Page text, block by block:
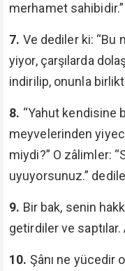
merhamet sahibidir.”
7. Ve dediler ki: “Bu
yiyor, çarşılarda
indirilip, onunla
8. “Yahut kendisine
meyvelerinden
miydi?” O zâlimler:
uyuyorsunuz.”
9. Bir bak, senin
getirdiler ve
10. Şânı ne yücedir